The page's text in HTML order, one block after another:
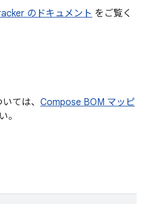
のドキュメント をご覧く
ては、 Compose BOM マッピ
。